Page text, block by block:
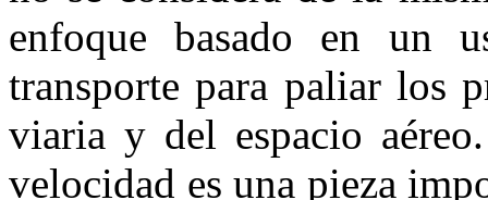
enfoque basado en un
transporte para paliar los
viaria y del espacio
velocidad es una pieza